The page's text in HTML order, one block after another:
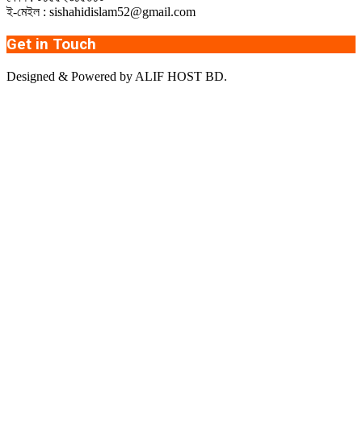
ই-মেইল : sishahidislam52@gmail.com
Get in Touch
Designed & Powered by ALIF HOST BD.